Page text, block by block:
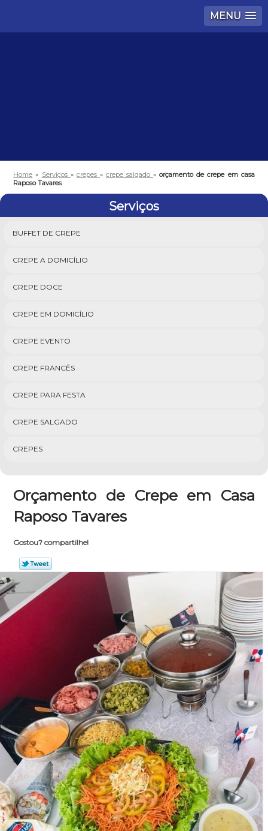
MENU
Home » Serviços » crepes » crepe salgado»orçamento de crepe em casa
Raposo Tavares
Serviços
BUFFET DE CREPE
CREPE A DOMICÍLIO
CREPE DOCE
CREPE EM DOMICÍLIO
CREPE EVENTO
CREPE FRANCÊS
CREPE PARA FESTA
CREPE SALGADO
CREPES
Orçamento de Crepe em Casa
Raposo Tavares
Gostou? compartilhe!